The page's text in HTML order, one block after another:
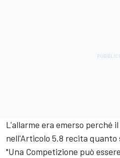
L'allarme era emerso perché
nell'Articolo 5.8 recita quanto
"Una Competizione può